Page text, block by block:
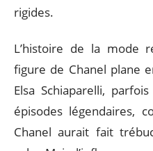
rigides.
L’histoire de la mode
figure de Chanel plane
Elsa Schiaparelli,
épisodes légendaires,
Chanel aurait fait